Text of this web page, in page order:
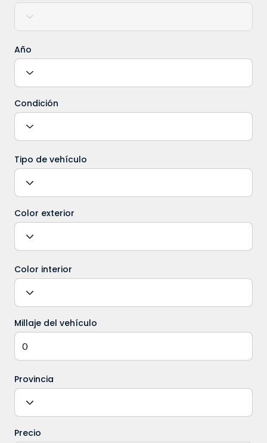
Año
Condición
Tipo de vehículo
Color exterior
Color interior
Millaje del vehículo
Provincia
Precio